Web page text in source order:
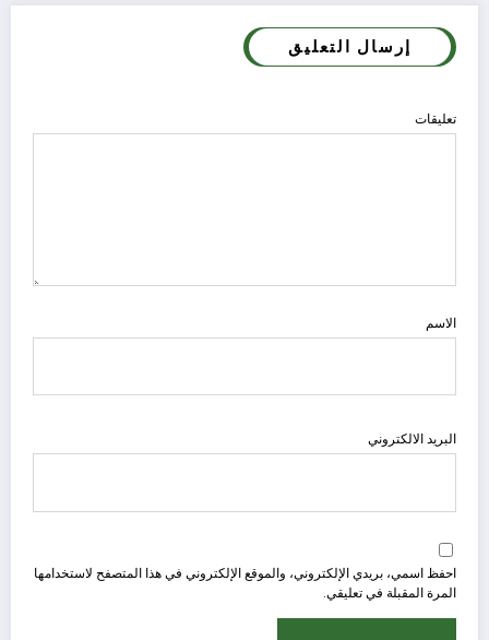
إرسال التعليق
تعليقات
الاسم
البريد الالكتروني
احفظ اسمي، بريدي الإلكتروني، والموقع الإلكتروني في هذا المتصفح لاستخدامها
المرة المقبلة في تعليقي.